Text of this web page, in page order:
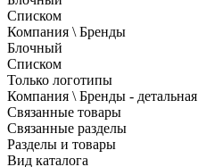
Списком
Компания \ Бренды
Блочный
Списком
Только логотипы
Компания \ Бренды - детальная
Связанные товары
Связанные разделы
Разделы и товары
Вид каталога